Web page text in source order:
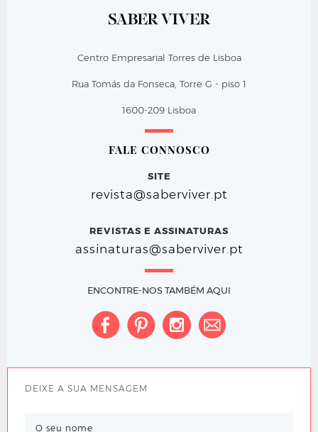
Centro Empresarial Torres de Lisboa
Rua Tomás da Fonseca, Torre G - piso 1
1600-209 Lisboa
FALE CONNOSCO
SITE
revista@saberviver.pt
REVISTAS E ASSINATURAS
assinaturas@saberviver.pt
ENCONTRE-NOS TAMBÉM AQUI
DEIXE A SUA MENSAGEM